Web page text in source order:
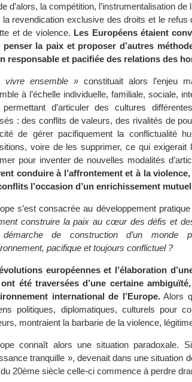
d’alors, la compétition, l’instrumentalisation
la revendication exclusive des droits et le
et de violence. Les Européens étaient
penser la paix et proposer d’autres
responsable et pacifiée des relations des
vivre ensemble » constituait alors l’enjeu
à l’échelle individuelle, familiale, sociale,
permettant d’articuler des cultures
: des conflits de valeurs, des rivalités de
de gérer pacifiquement la conflictualité
voire de les supprimer, ce qui exigerait
pour inventer de nouvelles modalités
conduire à l’affrontement et à la
l’occasion d’un enrichissement
s’est consacrée au développement
construire la paix au cœur des défis et
de construction d’un monde
pacifique et toujours conflictuel ?
européennes et l’élaboration
été traversées d’une certaine
international de l’Europe.Alors
politiques, diplomatiques, culturels pour
montraient la barbarie de la violence,
connaît alors une situation paradoxale.
tranquille », devenait dans une situation
20ème siècle celle-ci commence à perdre